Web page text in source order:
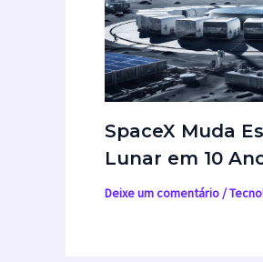
SpaceX Muda
Lunar em 10
Deixe um comentário /